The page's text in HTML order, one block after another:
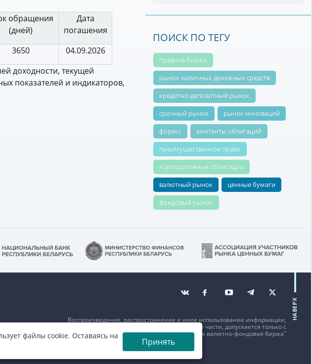
обращения
(дней)
Дата
погашения
3650
04.09.2026
доходности, текущей
показателей и индикаторов,
ПОИСК ПО ТЕГУ
правила биржи
рынок наличных денежных средств
кредитно-депозитный рынок
срочный рынок
рынок инноваций
форекс
эмитенты облигаций
преимущественное право
корпоративные облигации
валютный рынок
ценные бумаги
фондовый рынок
Воспроизведение, распространение и иное использование информации,
размещенной на данном веб-сайте или его части, допускается только с
письменного согласия ОАО "Белорусская валютно-фондовая биржа"
НАВЕРХ
файлы cookie. Оставаясь на
Принять